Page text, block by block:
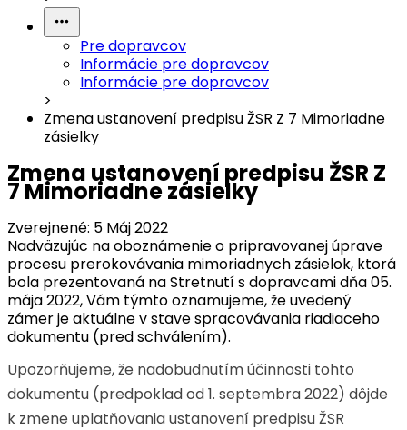
Pre dopravcov
Informácie pre dopravcov
Informácie pre dopravcov
>
Zmena ustanovení predpisu ŽSR Z 7 Mimoriadne
zásielky
Zmena ustanovení predpisu ŽSR Z
7 Mimoriadne zásielky
Zverejnené: 5 Máj 2022
Nadväzujúc na oboznámenie o pripravovanej úprave
procesu prerokovávania mimoriadnych zásielok, ktorá
bola prezentovaná na Stretnutí s dopravcami dňa 05.
mája 2022, Vám týmto oznamujeme, že uvedený
zámer je aktuálne v stave spracovávania riadiaceho
dokumentu (pred schválením).
Upozorňujeme, že nadobudnutím účinnosti tohto
dokumentu (predpoklad od 1. septembra 2022) dôjde
k zmene uplatňovania ustanovení predpisu ŽSR